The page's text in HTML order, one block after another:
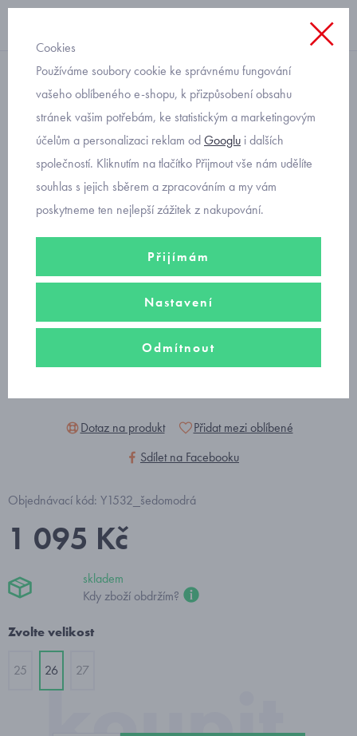
chlapecké
chlapecké sandály Primigi
7869000
Dotaz na produkt
Přidat mezi oblíbené
Sdílet na Facebooku
Objednávací kód: Y1532_šedomodrá
1 095 Kč
skladem
Kdy zboží obdržím?
Zvolte velikost
25 26 27
Cookies
Používáme soubory cookie ke správnému fungování
vašeho oblíbeného e-shopu, k přizpůsobení obsahu
stránek vašim potřebám, ke statistickým a marketingovým
účelům a personalizaci reklam odGooglu i dalších
společností. Kliknutím na tlačítko Přijmout vše nám udělíte
souhlas s jejich sběrem a zpracováním a my vám
poskytneme ten nejlepší zážitek z nakupování.
Přijímám
Nastavení
Odmítnout